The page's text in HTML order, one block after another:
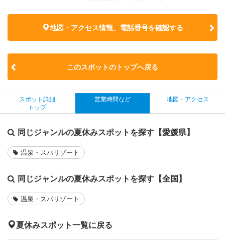
地図・アクセス情報、電話番号を確認する
このスポットのトップへ戻る
スポット詳細
トップ
営業時間など 地図・アクセス
同じジャンルの夏休みスポットを探す【愛媛県】
温泉・スパリゾート
同じジャンルの夏休みスポットを探す【全国】
温泉・スパリゾート
夏休みスポット一覧に戻る